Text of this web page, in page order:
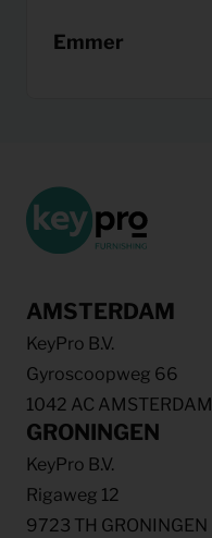
Emmer
AMSTERDAM
KeyPro B.V.
Gyroscoopweg 66
1042 AC AMSTERDAM
GRONINGEN
KeyPro B.V.
Rigaweg 12
9723 TH GRONINGEN